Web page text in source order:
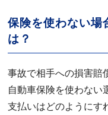
保険を使わない場
は？
事故で相手への損害賠
自動車保険を使わない
支払いはどのようにす